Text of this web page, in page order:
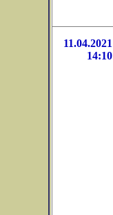
11.04.2021
14:10